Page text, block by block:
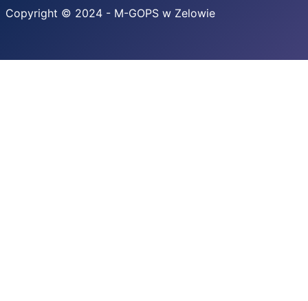
Copyright © 2024 - M-GOPS w Zelowie